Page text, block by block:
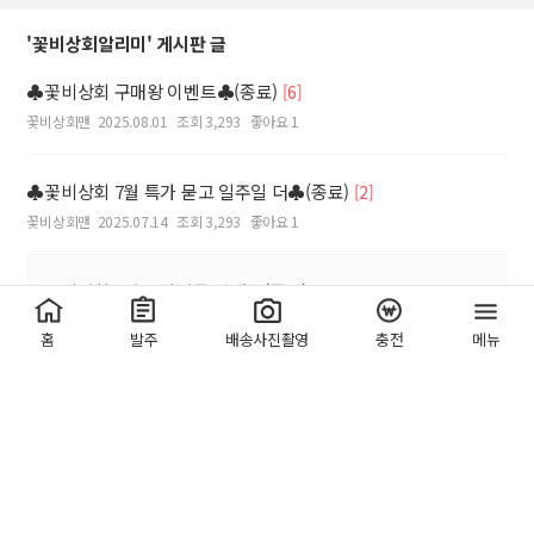
'꽃비상회알리미' 게시판 글
♣꽃비상회 구매왕 이벤트♣(종료) [6]
꽃비상회맨 2025.08.01 조회 3,293 좋아요 1
♣꽃비상회 7월 특가 묻고 일주일 더♣(종료) [2]
꽃비상회맨 2025.07.14 조회 3,293 좋아요 1
♣꽃비상회 7월 특가상품 안내♣(종료)
꽃비상회맨 2025.07.09 좋아요 1
홈 발주 배송사진촬영 충전 메뉴